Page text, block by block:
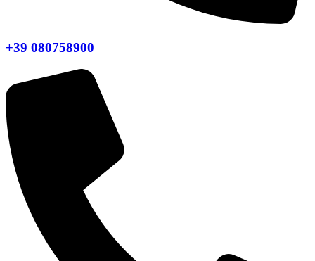
+39 080758900